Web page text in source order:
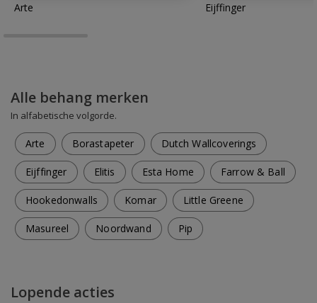
Arte Eijffinger
Alle behang merken
In alfabetische volgorde.
Arte Borastapeter Dutch Wallcoverings
Eijffinger Elitis Esta Home Farrow & Ball
Hookedonwalls Komar Little Greene
Masureel Noordwand Pip
Lopende acties